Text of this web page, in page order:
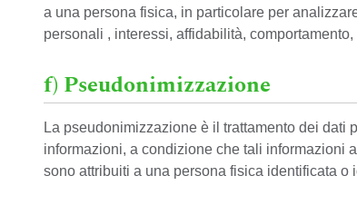
a una persona fisica, in particolare per
personali , interessi, affidabilità,
f) Pseudonimizzazione
La pseudonimizzazione è il trattamento dei
informazioni, a condizione che tali informazioni
sono attribuiti a una persona fisica identificata o